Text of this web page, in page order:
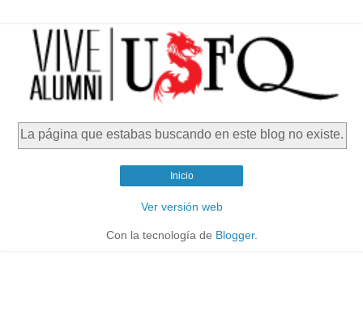
La página que estabas buscando en este blog no existe.
Inicio
Ver versión web
Con la tecnología de Blogger.